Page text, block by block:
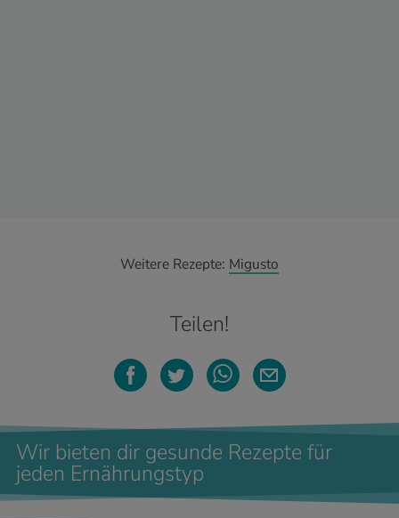
Weitere Rezepte: Migusto
Teilen!
Wir bieten dir gesunde Rezepte für
jeden Ernährungstyp